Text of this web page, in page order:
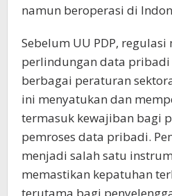
namun beroperasi di
Sebelum UU PDP, regulasi
perlindungan data
berbagai peraturan
ini menyatukan dan
termasuk kewajiban bagi
pemroses data pribadi.
menjadi salah satu
memastikan kepatuhan
terutama bagi